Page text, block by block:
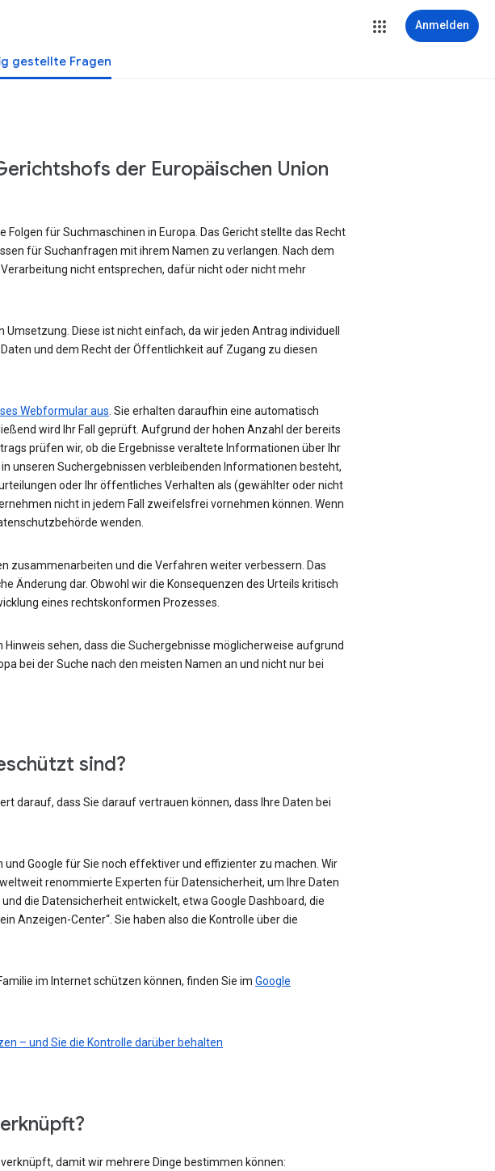
Anmelden
gestellte Fragen
der Europäischen Union
Folgen für Suchmaschinen in Europa. Das Gericht stellte das Recht
für Suchanfragen mit ihrem Namen zu verlangen. Nach dem
nicht entsprechen, dafür nicht oder nicht mehr
Diese ist nicht einfach, da wir jeden Antrag individuell
und dem Recht der Öffentlichkeit auf Zugang zu diesen
Webformular aus . Sie erhalten daraufhin eine automatisch
wird Ihr Fall geprüft. Aufgrund der hohen Anzahl der bereits
prüfen wir, ob die Ergebnisse veraltete Informationen über Ihr
unseren Suchergebnissen verbleibenden Informationen besteht,
oder Ihr öffentliches Verhalten als (gewählter oder nicht
nicht in jedem Fall zweifelsfrei vornehmen können. Wenn
wenden.
zusammenarbeiten und die Verfahren weiter verbessern. Das
Änderung dar. Obwohl wir die Konsequenzen des Urteils kritisch
eines rechtskonformen Prozesses.
sehen, dass die Suchergebnisse möglicherweise aufgrund
bei der Suche nach den meisten Namen an und nicht nur bei
sind?
darauf, dass Sie darauf vertrauen können, dass Ihre Daten bei
Google für Sie noch effektiver und effizienter zu machen. Wir
renommierte Experten für Datensicherheit, um Ihre Daten
die Datensicherheit entwickelt, etwa Google Dashboard, die
Anzeigen-Center“. Sie haben also die Kontrolle über die
im Internet schützen können, finden Sie im Google
– und Sie die Kontrolle darüber behalten
damit wir mehrere Dinge bestimmen können: